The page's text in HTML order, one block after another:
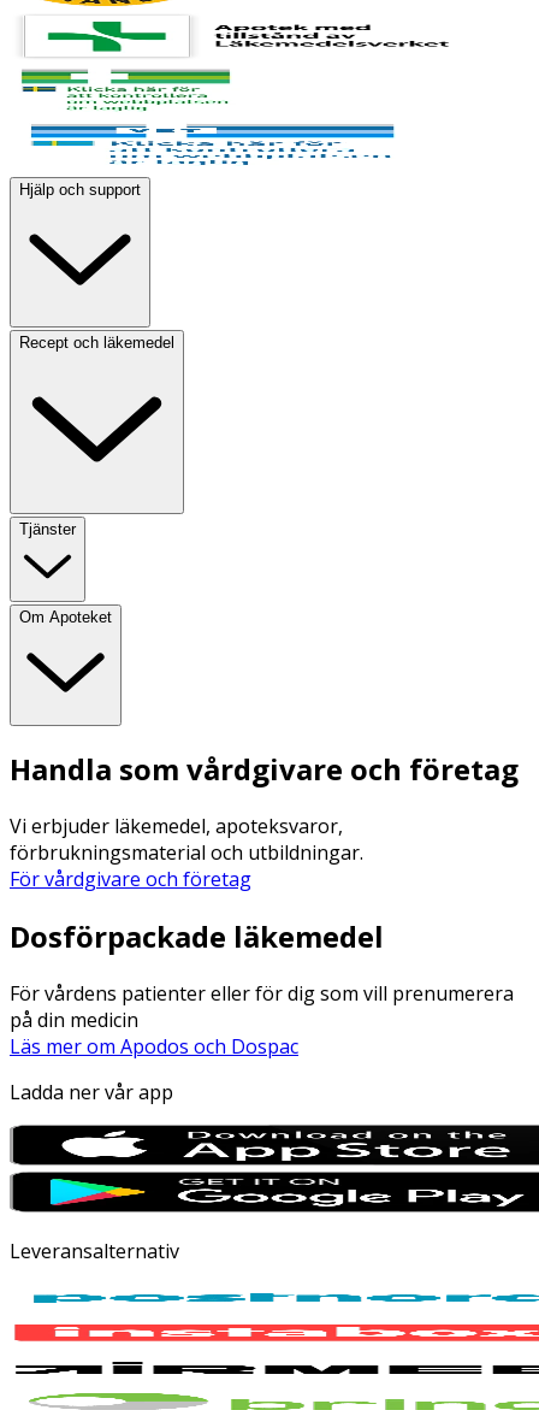
Hjälp och support
Recept och läkemedel
Tjänster
Om Apoteket
Handla som vårdgivare och företag
Vi erbjuder läkemedel, apoteksvaror,
förbrukningsmaterial och utbildningar.
För vårdgivare och företag
Dosförpackade läkemedel
För vårdens patienter eller för dig som vill prenumerera
på din medicin
Läs mer om Apodos och Dospac
Ladda ner vår app
Leveransalternativ